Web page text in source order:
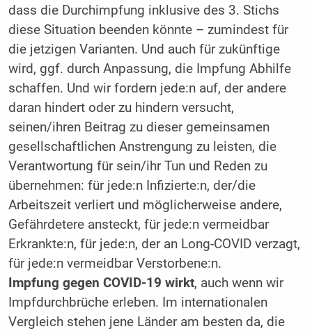
dass die Durchimpfung inklusive des 3. Stichs
diese Situation beenden könnte – zumindest für
die jetzigen Varianten. Und auch für zukünftige
wird, ggf. durch Anpassung, die Impfung Abhilfe
schaffen. Und wir fordern jede:n auf, der andere
daran hindert oder zu hindern versucht,
seinen/ihren Beitrag zu dieser gemeinsamen
gesellschaftlichen Anstrengung zu leisten, die
Verantwortung für sein/ihr Tun und Reden zu
übernehmen: für jede:n Infizierte:n, der/die
Arbeitszeit verliert und möglicherweise andere,
Gefährdetere ansteckt, für jede:n vermeidbar
Erkrankte:n, für jede:n, der an Long-COVID verzagt,
für jede:n vermeidbar Verstorbene:n.
Impfung gegen COVID-19 wirkt, auch wenn wir
Impfdurchbrüche erleben. Im internationalen
Vergleich stehen jene Länder am besten da, die